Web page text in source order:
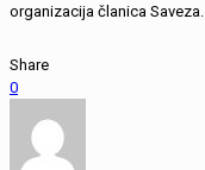
organizacija članica Saveza.
Share
0